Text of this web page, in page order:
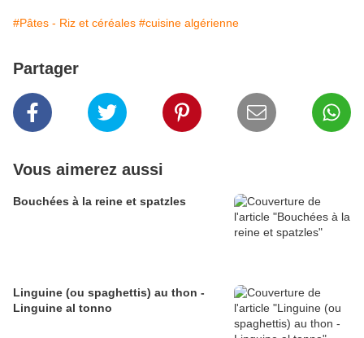
#Pâtes - Riz et céréales #cuisine algérienne
Partager
Vous aimerez aussi
Bouchées à la reine et spatzles
Linguine (ou spaghettis) au thon -
Linguine al tonno